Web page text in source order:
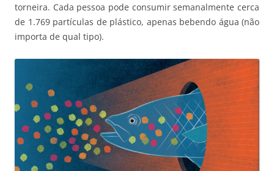
torneira. Cada pessoa pode consumir semanalmente cerca
de 1.769 partículas de plástico, apenas bebendo água (não
importa de qual tipo).